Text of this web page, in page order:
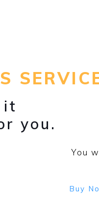
it
you.
You
Buy